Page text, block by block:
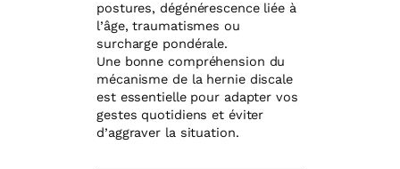
postures, dégénérescence liée à
l’âge, traumatismes ou
surcharge pondérale.
Une bonne compréhension du
mécanisme de la hernie discale
est essentielle pour adapter vos
gestes quotidiens et éviter
d’aggraver la situation.